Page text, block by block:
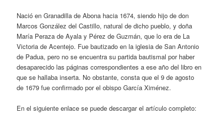
Nació en Granadilla de Abona hacia 1674, siendo hijo de don
Marcos González del Castillo, natural de dicho pueblo, y doña
María Peraza de Ayala y Pérez de Guzmán, que lo era de La
Victoria de Acentejo. Fue bautizado en la iglesia de San Antonio
de Padua, pero no se encuentra su partida bautismal por haber
desaparecido las páginas correspondientes a ese año del libro en
que se hallaba inserta. No obstante, consta que el 9 de agosto
de 1679 fue confirmado por el obispo García Ximénez.
En el siguiente enlace se puede descargar el artículo completo: